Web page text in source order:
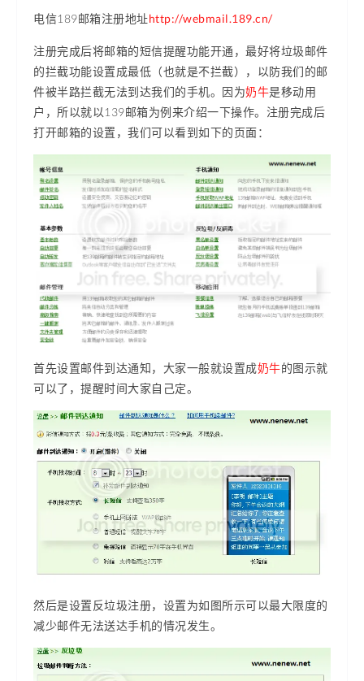
电信189邮箱注册地址http://webmail.189.cn/
注册完成后将邮箱的短信提醒功能开通，最好将垃圾邮件
的拦截功能设置成最低（也就是不拦截），以防我们的邮
件被半路拦截无法到达我们的手机。因为奶牛是移动用
户，所以就以139邮箱为例来介绍一下操作。注册完成后
打开邮箱的设置，我们可以看到如下的页面：
首先设置邮件到达通知，大家一般就设置成奶牛的图示就
可以了，提醒时间大家自己定。
然后是设置反垃圾注册，设置为如图所示可以最大限度的
减少邮件无法送达手机的情况发生。